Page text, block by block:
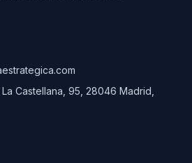
Castellana, 95, 28046 Madrid,